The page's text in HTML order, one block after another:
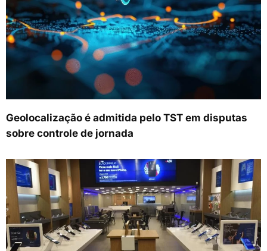
Geolocalização é admitida pelo TST em disputas
sobre controle de jornada